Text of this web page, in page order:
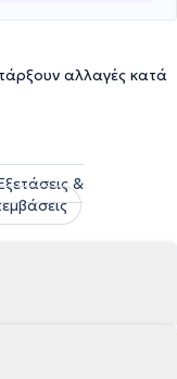
αλλαγές κατά
&